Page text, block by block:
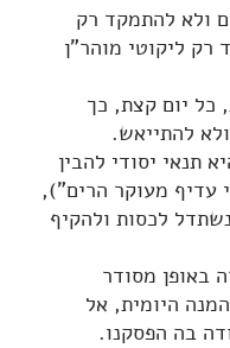
ולא להתמקד רק
ליקוטי מוהר"ן
כל יום קצת, כך
להתייאש.
תנאי יסודי להבין
עדיף מעוקר הרים"),
לכסות ולהקיף
באופן מסודר
היומית, אל
בה הפסקנו.